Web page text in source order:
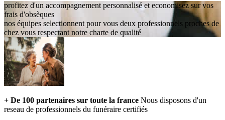
profitez d'un accompagnement personnalisé et economisez sur vos
frais d'obsèques
nos équipes selectionnent pour vous deux professionnels proches de
chez vous respectant notre charte de qualité
+ De 100 partenaires sur toute la france Nous disposons d'un
reseau de professionnels du funéraire certifiés